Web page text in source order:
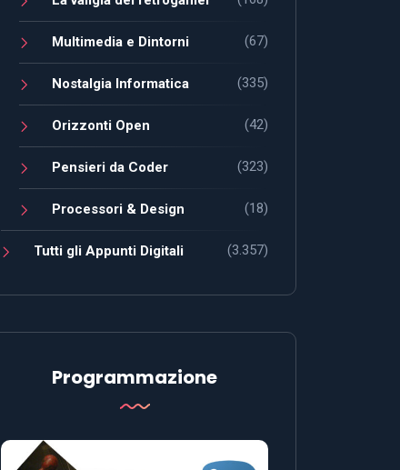
Multimedia e Dintorni (67)
Nostalgia Informatica (335)
Orizzonti Open (42)
Pensieri da Coder (323)
Processori & Design (18)
Tutti gli Appunti Digitali (3.357)
Programmazione